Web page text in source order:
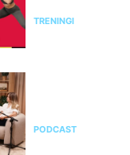
TRENINGI
PODCAST